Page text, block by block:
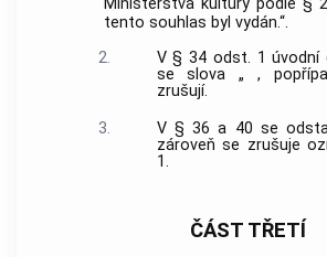
Ministerstva kultury podle §
tento souhlas byl vydán.“.
2.
V § 34 odst. 1 úvodní
se slova „ ,
zrušují.
3.
V § 36 a 40 se
zároveň se zrušuje
1.
ČÁST TŘETÍ